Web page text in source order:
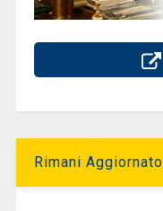
Rimani Aggiornato